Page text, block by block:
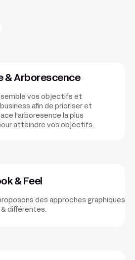
& Arborescence
vos objectifs et
afin de prioriser et
l'arboresence la plus
atteindre vos objectifs.
& Feel
des approches graphiques
différentes.